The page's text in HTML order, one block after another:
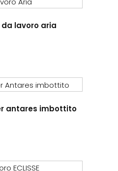
ha
opzioni
possono
scelte
prodotto
lavoro aria
Questo
ha
opzioni
antares imbottito
Questo